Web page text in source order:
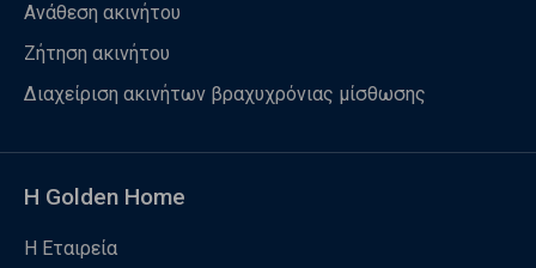
Ανάθεση ακινήτου
Ζήτηση ακινήτου
Διαχείριση ακινήτων βραχυχρόνιας μίσθωσης
Η Golden Home
Η Εταιρεία